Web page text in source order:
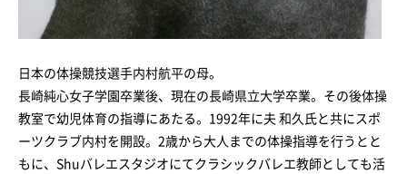
日本の体操競技選手内村航平の母。
長崎純心女子学園卒業後、現在の長崎県立大学卒業。その後体操
教室で幼児体育の指導にあたる。1992年に夫 和久氏と共にスポ
ーツクラブ内村を開設。2歳から大人までの体操指導を行うとと
もに、Shuバレエスタジオにてクラシックバレエ教師としても活